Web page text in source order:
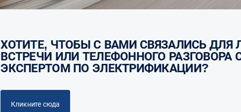
ХОТИТЕ, ЧТОБЫ С ВАМИ СВЯЗАЛИСЬ ДЛЯ ЛИЧНОЙ
ВСТРЕЧИ ИЛИ ТЕЛЕФОННОГО РАЗГОВОРА
ЭКСПЕРТОМ ПО ЭЛЕКТРИФИКАЦИИ?
Кликните сюда